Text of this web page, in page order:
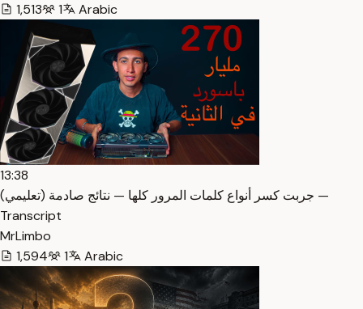
1,513
1 Arabic
13:38
جربت كسر أنواع كلمات المرور كلها — نتائج صادمة (تعليمي) —
Transcript
MrLimbo
1,594
1 Arabic